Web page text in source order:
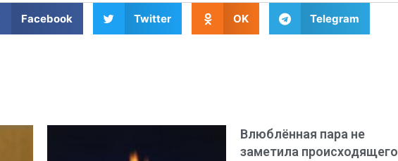
Facebook Twitter OK Telegram
Влюблённая пара не
заметила происходящего